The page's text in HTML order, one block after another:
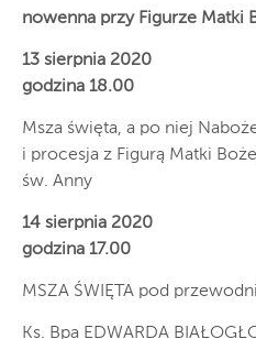
nowenna przy Figurze Matki
13 sierpnia 2020
godzina 18.00
Msza święta, a po niej
i procesja z Figurą Matki
św. Anny
14 sierpnia 2020
godzina 17.00
MSZA ŚWIĘTA pod
Ks. Bpa EDWARDA